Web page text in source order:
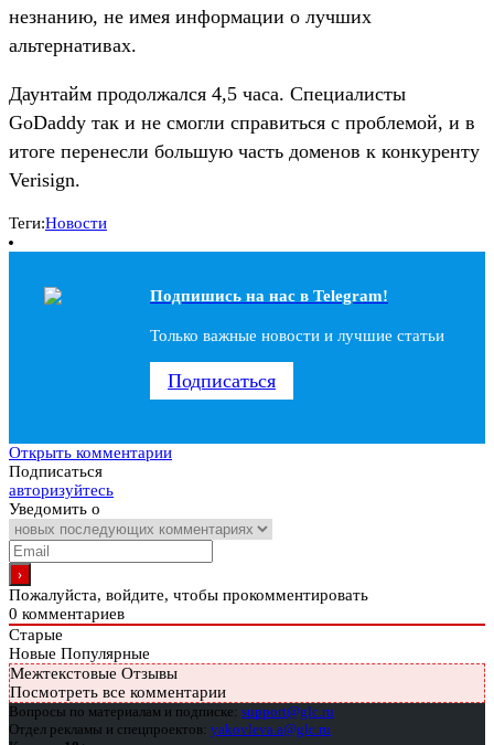
незнанию, не имея информации о лучших
альтернативах.
Даунтайм продолжался 4,5 часа. Специалисты
GoDaddy так и не смогли справиться с проблемой, и в
итоге перенесли большую часть доменов к конкуренту
Verisign.
Теги:Новости
Подпишись на наc в Telegram!
Только важные новости и лучшие статьи
Подписаться
Открыть комментарии
Подписаться
авторизуйтесь
Уведомить о
Пожалуйста, войдите, чтобы прокомментировать
0 комментариев
Старые
Новые Популярные
Межтекстовые Отзывы
Посмотреть все комментарии
Вопросы по материалам и подписке: support@glc.ru
Отдел рекламы и спецпроектов: yakovleva.a@glc.ru